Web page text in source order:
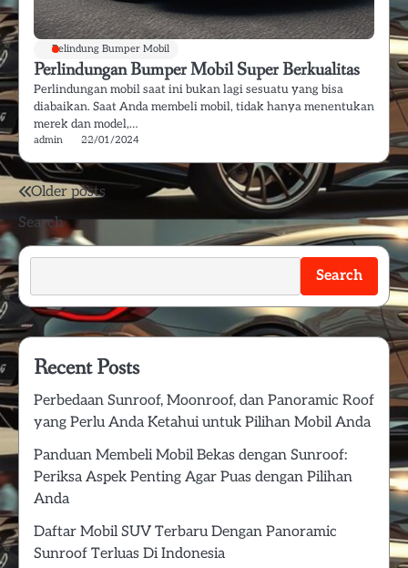
Pelindung Bumper Mobil
Perlindungan Bumper Mobil Super Berkualitas
Perlindungan mobil saat ini bukan lagi sesuatu yang bisa
diabaikan. Saat Anda membeli mobil, tidak hanya menentukan
merek dan model,…
admin 22/01/2024
Posts
navigation
Older posts
Search
Search
Recent Posts
Perbedaan Sunroof, Moonroof, dan Panoramic Roof
yang Perlu Anda Ketahui untuk Pilihan Mobil Anda
Panduan Membeli Mobil Bekas dengan Sunroof:
Periksa Aspek Penting Agar Puas dengan Pilihan
Anda
Daftar Mobil SUV Terbaru Dengan Panoramic
Sunroof Terluas Di Indonesia